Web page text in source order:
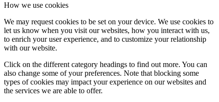
How we use cookies
We may request cookies to be set on your device. We use cookies to
let us know when you visit our websites, how you interact with us,
to enrich your user experience, and to customize your relationship
with our website.
Click on the different category headings to find out more. You can
also change some of your preferences. Note that blocking some
types of cookies may impact your experience on our websites and
the services we are able to offer.